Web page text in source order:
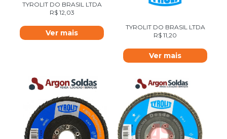
TYROLIT DO BRASIL LTDA
R$12,03
Ver mais
TYROLIT DO BRASIL LTDA
R$ 11,20
Ver mais